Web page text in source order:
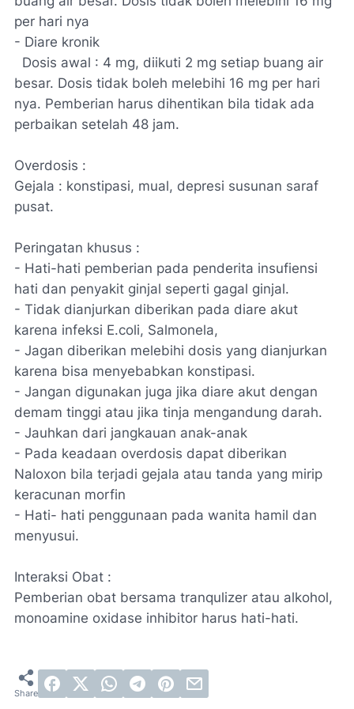
per hari nya
- Diare kronik
Dosis awal : 4 mg, diikuti 2 mg setiap buang air
besar. Dosis tidak boleh melebihi 16 mg per hari
nya. Pemberian harus dihentikan bila tidak ada
perbaikan setelah 48 jam.
Overdosis :
Gejala : konstipasi, mual, depresi susunan saraf
pusat.
Peringatan khusus :
- Hati-hati pemberian pada penderita insufiensi
hati dan penyakit ginjal seperti gagal ginjal.
- Tidak dianjurkan diberikan pada diare akut
karena infeksi E.coli, Salmonela,
- Jagan diberikan melebihi dosis yang dianjurkan
karena bisa menyebabkan konstipasi.
- Jangan digunakan juga jika diare akut dengan
demam tinggi atau jika tinja mengandung darah.
- Jauhkan dari jangkauan anak-anak
- Pada keadaan overdosis dapat diberikan
Naloxon bila terjadi gejala atau tanda yang mirip
keracunan morfin
- Hati- hati penggunaan pada wanita hamil dan
menyusui.
Interaksi Obat :
Pemberian obat bersama tranqulizer atau alkohol,
monoamine oxidase inhibitor harus hati-hati.